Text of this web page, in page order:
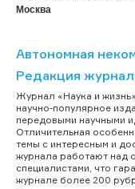
Москва
Автономная
Редакция
Журнал «Наука и
научно-популярное
передовыми научными
Отличительная
темы с интересным и
журнала работают над
специалистами, что
журнале более 200